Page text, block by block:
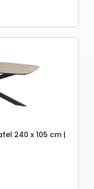
240 x 105 cm |